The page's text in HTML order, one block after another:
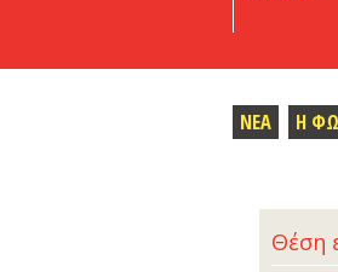
ΝΕΑ Η
Θέση